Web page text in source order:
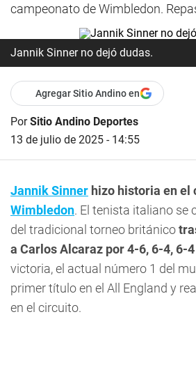
campeonato de Wimbledon.
Jannik Sinner no dejó dudas.
Agregar Sitio Andino en
PorSitio Andino Deportes
13 de julio de 2025 - 14:55
Jannik Sinner hizo historia en el
Wimbledon. El tenista italiano se
del tradicional torneo británico
a Carlos Alcaraz por 4-6, 6-4, 6-
victoria, el actual número 1 del
primer título en el All England y
en el circuito.